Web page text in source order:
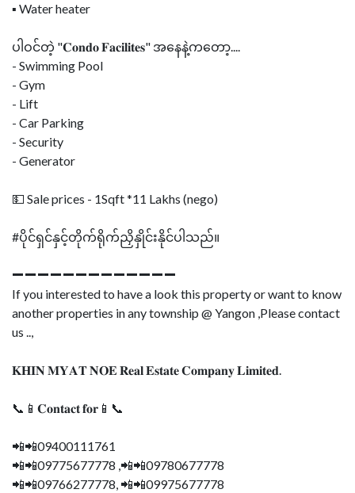
▪ Water heater
ပါဝင်တဲ့ "𝐂𝐨𝐧𝐝𝐨 𝐅𝐚𝐜𝐢𝐥𝐢𝐭𝐞𝐬" အနေနဲ့ကတော့....
- Swimming Pool
- Gym
- Lift
- Car Parking
- Security
- Generator
💵 Sale prices - 1Sqft *11 Lakhs (nego)
#ပိုင်ရှင်နှင့်တိုက်ရိုက်ညှိနှိုင်းနိုင်ပါသည်။
➖➖➖➖➖➖➖➖➖➖➖➖➖
If you interested to have a look this property or want to know
another properties in any township @ Yangon ,Please contact
us ..,
𝐊𝐇𝐈𝐍 𝐌𝐘𝐀𝐓 𝐍𝐎𝐄 𝐑𝐞𝐚𝐥 𝐄𝐬𝐭𝐚𝐭𝐞 𝐂𝐨𝐦𝐩𝐚𝐧𝐲 𝐋𝐢𝐦𝐢𝐭𝐞𝐝.
📞📱𝐂𝐨𝐧𝐭𝐚𝐜𝐭 𝐟𝐨𝐫📱📞
📲📲09400111761
📲📲09775677778 ,📲📲09780677778
📲📲09766277778, 📲📲09975677778